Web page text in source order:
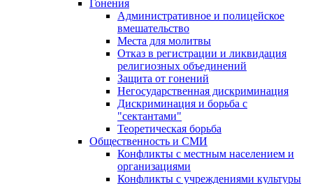
Гонения
Административное и полицейское
вмешательство
Места для молитвы
Отказ в регистрации и ликвидация
религиозных объединений
Защита от гонений
Негосударственная дискриминация
Дискриминация и борьба с
"сектантами"
Теоретическая борьба
Общественность и СМИ
Конфликты с местным населением и
организациями
Конфликты с учреждениями культуры